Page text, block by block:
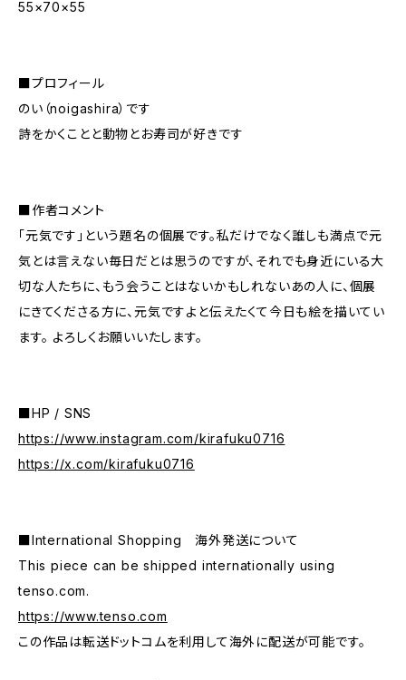
55×70×55
■プロフィール
のい（noigashira）です
詩をかくことと動物とお寿司が好きです
■作者コメント
「元気です」という題名の個展です。私だけでなく誰しも満点で元
気とは言えない毎日だとは思うのですが、それでも身近にいる大
切な人たちに、もう会うことはないかもしれないあの人に、個展
にきてくださる方に、元気ですよと伝えたくて今日も絵を描いてい
ます。 よろしくお願いいたします。
■HP / SNS
https://www.instagram.com/kirafuku0716
https://x.com/kirafuku0716
■International Shopping 海外発送について
This piece can be shipped internationally using
tenso.com.
https://www.tenso.com
この作品は転送ドットコムを利用して海外に配送が可能です。